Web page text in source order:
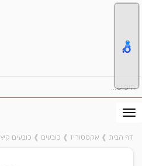
דף הבית ❱ אקססוריז ❱ כובעים ❱ כובעים קיץ